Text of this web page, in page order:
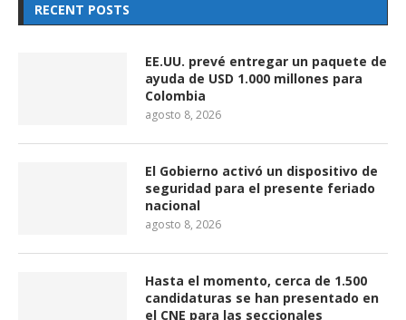
RECENT POSTS
EE.UU. prevé entregar un paquete de
ayuda de USD 1.000 millones para
Colombia
agosto 8, 2026
El Gobierno activó un dispositivo de
seguridad para el presente feriado
nacional
agosto 8, 2026
Hasta el momento, cerca de 1.500
candidaturas se han presentado en
el CNE para las seccionales